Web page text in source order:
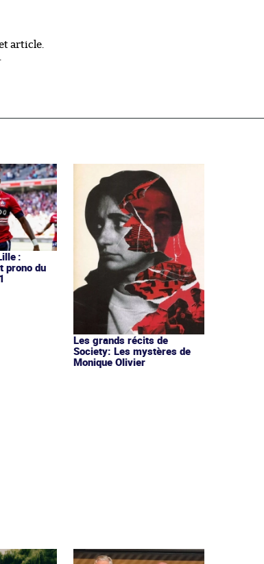
article.
.
:
prono du
Les grands récits de
Society: Les mystères de
Monique Olivier